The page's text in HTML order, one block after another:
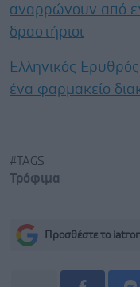
αναρρώνουν από
δραστήριοι
Ελληνικός Ερυθρός
ένα φαρμακείο
#TAGS
Τρόφιμα
Προσθέστε το